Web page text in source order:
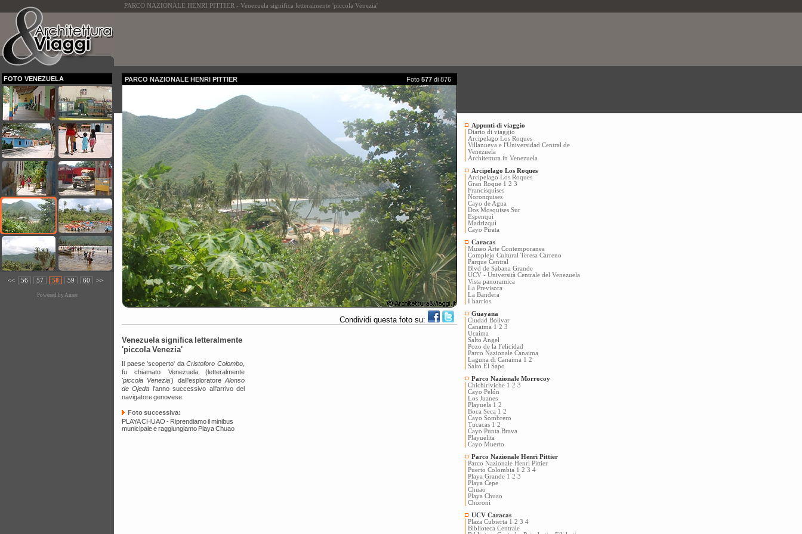
PARCO NAZIONALE HENRI PITTIER - Venezuela significa letteralmente 'piccola Venezia'
FOTO VENEZUELA
<< 56 57 58 59 60 >>
Powered by Amee
PARCO NAZIONALE HENRI PITTIER Foto 577 di 876
Condividi questa foto su:
Venezuela significa letteralmente
'piccola Venezia'
Il paese 'scoperto' daCristoforo Colombo
fu chiamato Venezuela (letteralmente
'piccola Venezia') dall'esploratoreAlonso
de Ojeda l'anno successivo all'arrivo del
navigatore genovese.
Foto successiva:
PLAYA CHUAO - Riprendiamo il minibus
municipale e raggiungiamo Playa Chuao
Appunti di viaggio
Diario di viaggio
Arcipelago Los Roques
Villanueva e l'Universidad Central de
Venezuela
Architettura in Venezuela
Arcipelago Los Roques
Arcipelago Los Roques
Gran Roque 1 2 3
Francisquises
Noronquises
Cayo de Agua
Dos Mosquises Sur
Espenquì
Madrizquì
Cayo Pirata
Caracas
Museo Arte Contemporanea
Complejo Cultural Teresa Carreno
Parque Central
Blvd de Sabana Grande
UCV - Università Centrale del Venezuela
Vista panoramica
La Previsora
La Bandera
I barrios
Guayana
Ciudad Bolivar
Canaima 1 2 3
Ucaima
Salto Angel
Pozo de la Felicidad
Parco Nazionale Canaima
Laguna di Canaima 1 2
Salto El Sapo
Parco Nazionale Morrocoy
Chichiriviche 1 2 3
Cayo Pelón
Los Juanes
Playuela 1 2
Boca Seca 1 2
Cayo Sombrero
Tucacas 1 2
Cayo Punta Brava
Playuelita
Cayo Muerto
Parco Nazionale Henri Pittier
Parco Nazionale Henri Pittier
Puerto Colombia 1 2 3 4
Playa Grande 1 2 3
Playa Cepe
Chuao
Playa Chuao
Choronì
UCV Caracas
Plaza Cubierta 1 2 3 4
Biblioteca Centrale